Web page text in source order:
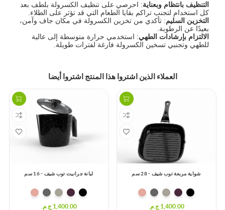
التنظيف بانتظام وبعناية: احرصي على تنظيف الكسرولة بلطف بعد
كل استخدام لتجنب تراكم بقايا الطعام التي قد تؤثر على الطلاء.
التخزين السليم: تأكدي من تخزين الكسرولة في مكان جاف وآمن،
بعيدًا عن الرطوبة.
الالتزام بإرشادات الطهي: استخدمي حرارة متوسطة إلى عالية
للطهي وتجنبي تسخين الكسرولة فارغة لفترات طويلة.
العملاء الذين اشتروا هذا المنتج اشتروا أيضا
شواية مربعة توب شيف - 28 سم
1,400.00 ج.م.‏
لبانة جرانيت توب شيف - 16 سم
1,400.00 ج.م.‏